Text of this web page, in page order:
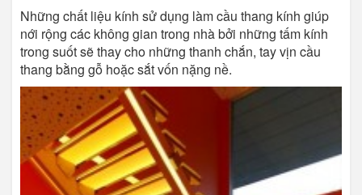
Những chất liệu kính sử dụng làm cầu thang kính giúp
nới rộng các không gian trong nhà bởi những tấm kính
trong suốt sẽ thay cho những thanh chắn, tay vịn cầu
thang bằng gỗ hoặc sắt vốn nặng nề.